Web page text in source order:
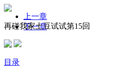
再碰我家土豆试试第15回
上一章
下一章
目录